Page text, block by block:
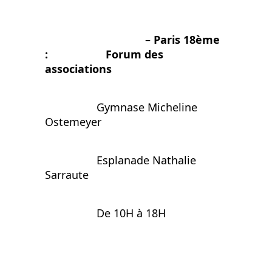
– Paris 18ème
: Forum des
associations
Gymnase Micheline
Ostemeyer
Esplanade Nathalie
Sarraute
De 10H à 18H